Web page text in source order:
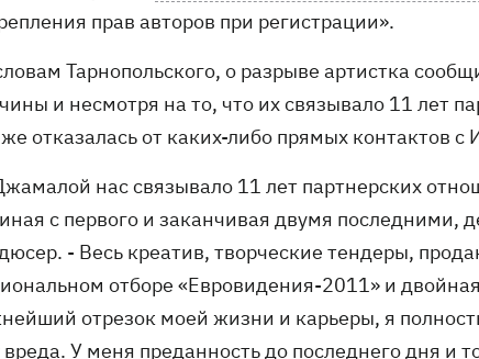
прав авторов при регистрации».
Тарнопольского, о разрыве артистка
и несмотря на то, что их связывало 11 лет
отказалась от каких-либо прямых контактов
нас связывало 11 лет партнерских
с первого и заканчивая двумя последними,
- Весь креатив, творческие тендеры,
отборе «Евровидения-2011» и
отрезок моей жизни и карьеры, я
У меня преданность до последнего дня и